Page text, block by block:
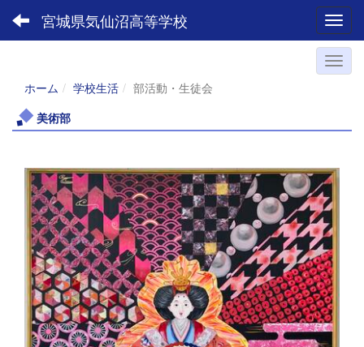
宮城県気仙沼高等学校
ホーム 学校生活
部活動・生徒会
美術部